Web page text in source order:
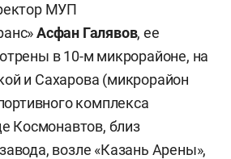
МУП
Асфан Галявов, ее
в 10-м микрорайоне, на
и Сахарова (микрорайон
комплекса
Космонавтов, близ
возле «Казань Арены»,